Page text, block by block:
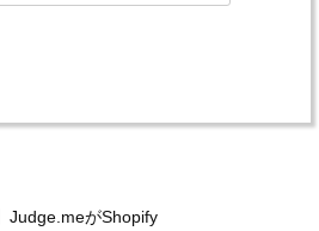
Judge.meがShopify